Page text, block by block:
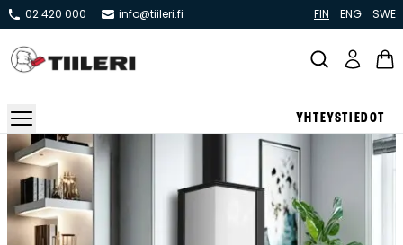
02 420 000 info@tiileri.fi FIN ENG SWE
YHTEYSTIEDOT
Takat ja tulisijat
Varaavat takat
Pönttö -ja kaakeliuunit